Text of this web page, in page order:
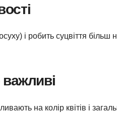
і робить суцвіття більш
на колір квітів і